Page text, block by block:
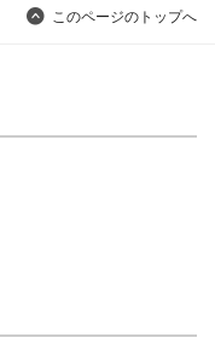
このページのトップへ